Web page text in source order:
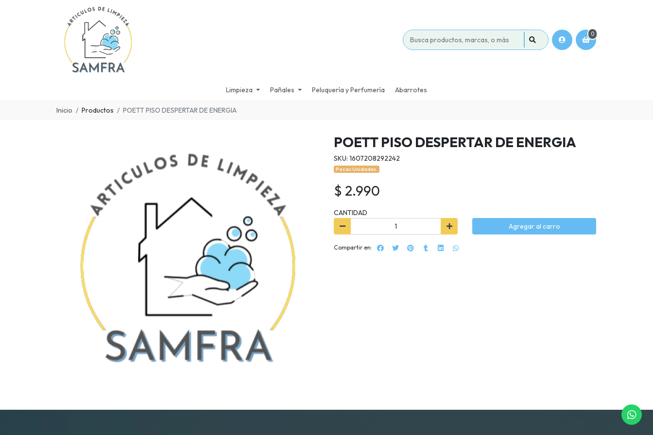
0
Limpieza Pañales Peluquería y Perfumería Abarrotes
Inicio Productos POETT PISO DESPERTAR DE ENERGIA
POETT PISO DESPERTAR DE ENERGIA
SKU: 1607208292242
Pocas Unidades.
$ 2.990
CANTIDAD
Agregar al carro
Compartir en: